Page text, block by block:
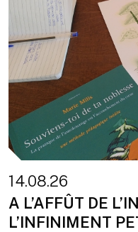
14.08.26
A L’AFFÛT DE
L’INFINIMENT